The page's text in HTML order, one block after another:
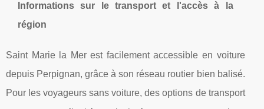
Informations sur le transport et l'accès à la
région
Saint Marie la Mer est facilement accessible en voiture
depuis Perpignan, grâce à son réseau routier bien balisé.
Pour les voyageurs sans voiture, des options de transport